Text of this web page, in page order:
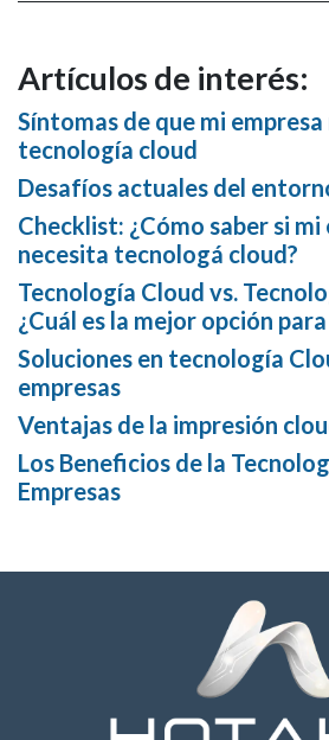
Artículos de interés:
Síntomas de que mi
tecnología cloud
Desafíos actuales del
Checklist: ¿Cómo saber si mi
necesita tecnologá cloud?
Tecnología Cloud vs.
¿Cuál es la mejor opción
Soluciones en tecnología
empresas
Ventajas de la impresión
Los Beneficios de la
Empresas